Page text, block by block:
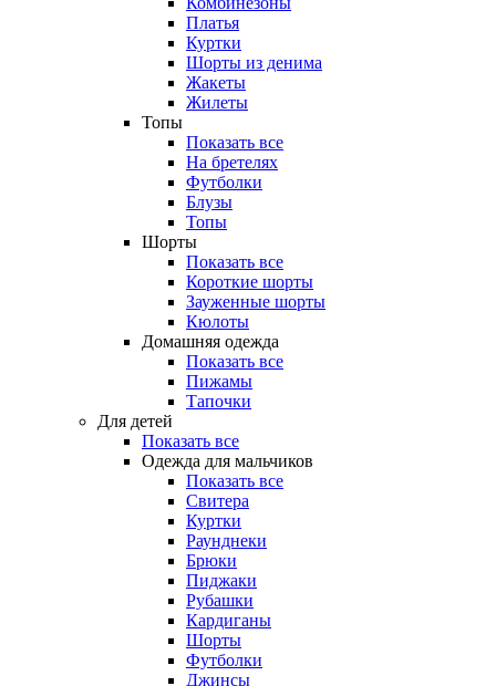
Платья
Куртки
Шорты из денима
Жакеты
Жилеты
Топы
Показать все
На бретелях
Футболки
Блузы
Топы
Шорты
Показать все
Короткие шорты
Зауженные шорты
Кюлоты
Домашняя одежда
Показать все
Пижамы
Тапочки
Для детей
Показать все
Одежда для мальчиков
Показать все
Свитера
Куртки
Раунднеки
Брюки
Пиджаки
Рубашки
Кардиганы
Шорты
Футболки
Джинсы